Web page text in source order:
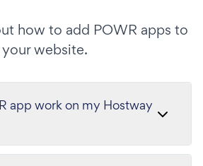
how to add POWR apps to
your website.
app work on my Hostway